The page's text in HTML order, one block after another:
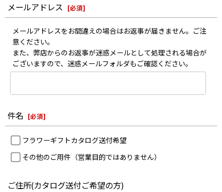
メールアドレス [必須]
メールアドレスをお間違えの場合はお返事が届きません。ご注
意ください。
また、弊店からのお返事が迷惑メールとして処理される場合が
ございますので、迷惑メールフォルダもご確認ください。
件名 [必須]
フラワーギフトカタログ送付希望
その他のご用件（営業目的ではありません）
ご住所(カタログ送付ご希望の方)